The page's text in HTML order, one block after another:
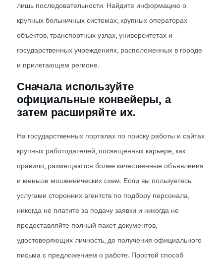
лишь последовательности. Найдите информацию о
крупных больничных системах, крупных операторах
объектов, транспортных узлах, университетах и ​​
государственных учреждениях, расположенных в городе
и прилегающем регионе.
Сначала используйте
официальные конвейеры, а
затем расширяйте их.
На государственных порталах по поиску работы и сайтах
крупных работодателей, посвященных карьере, как
правило, размещаются более качественные объявления
и меньше мошеннических схем. Если вы пользуетесь
услугами сторонних агентств по подбору персонала,
никогда не платите за подачу заявки и никогда не
предоставляйте полный пакет документов,
удостоверяющих личность, до получения официального
письма с предложением о работе. Простой способ